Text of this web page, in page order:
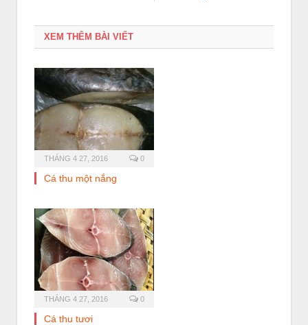
XEM THÊM BÀI VIẾT
THÁNG 4 27, 2016 0
Cá thu một nắng
THÁNG 4 27, 2016 0
Cá thu tươi